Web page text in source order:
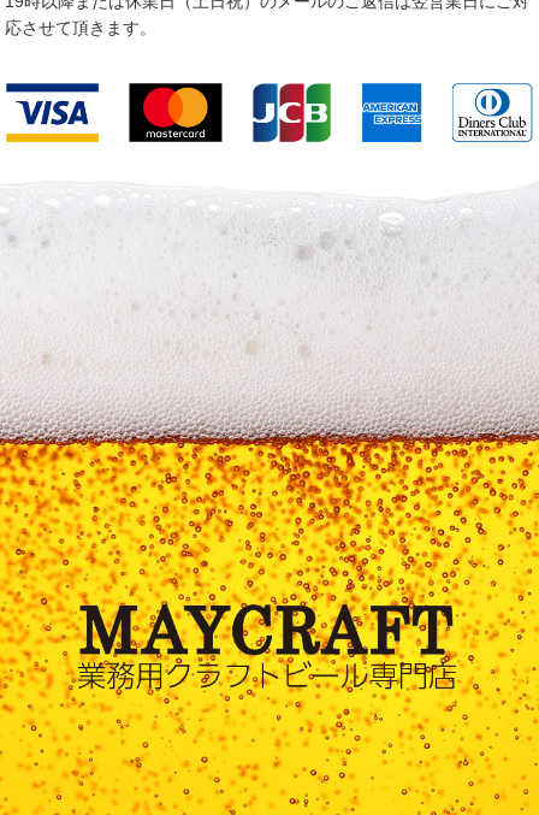
応させて頂きます。